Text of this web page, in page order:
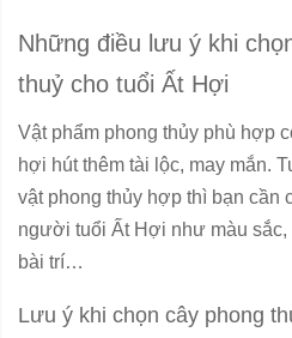
Những điều lưu ý khi
thuỷ cho tuổi Ất Hợi
Vật phẩm phong thủy phù hợp
hợi hút thêm tài lộc, may mắn.
vật phong thủy hợp thì bạn cần
người tuổi Ất Hợi như màu
bài trí…
Lưu ý khi chọn cây phong